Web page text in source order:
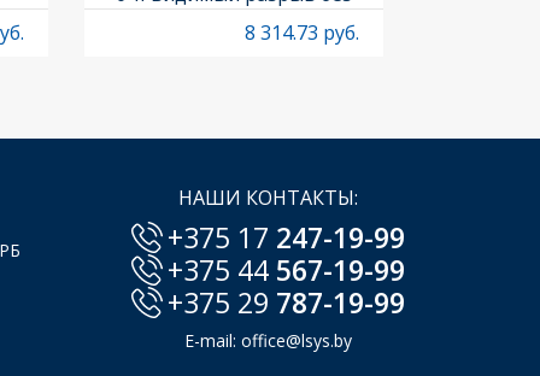
рукоятки
8 314.73 руб.
НАШИ КОНТАКТЫ:
+375 17 247-19-99
+375 44 567-19-99
+375 29 787-19-99
E-mail: office@lsys.by